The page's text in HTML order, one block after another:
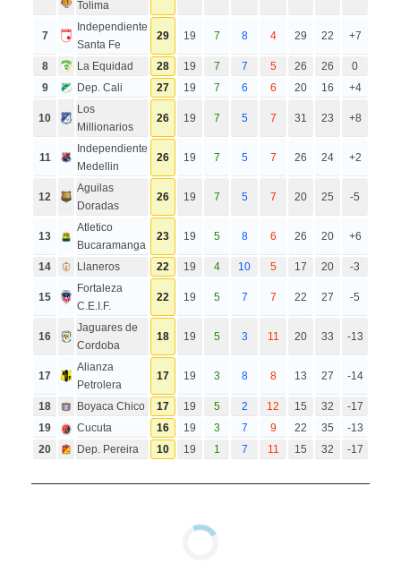
Tolima
7
Independiente
Santa Fe
29 19 7 8 4 29 22 +7
8 La Equidad 28 19 7 7 5 26 26
0
9
Dep. Cali 27 19 7 6 6 20 16 +4
10
Los
Millionarios
26 19 7 5 7 31 23 +8
11
Independiente
Medellin
26 19 7 5 7 26 24 +2
12
Aguilas
Doradas
26 19 7 5 7 20 25 -5
13
Atletico
Bucaramanga
23 19 5 8 6 26 20 +6
14 Llaneros 22 19 4 10 5 17 20 -3
15
Fortaleza
C.E.I.F.
22 19 5 7 7 22 27 -5
16
Jaguares de
Cordoba
18 19 5 3 11 20 33 -13
17
Alianza
Petrolera
17 19 3 8 8 13 27 -14
18 Boyaca Chico 17 19 5 2 12 15 32
-17
19
Cucuta 16 19 3 7 9 22 35
-13
20
Dep. Pereira 10 19 1 7 11 15 32 -17